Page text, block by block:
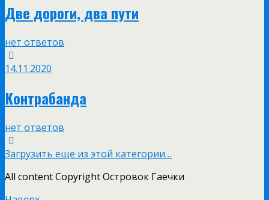
Две дороги, два пути
нет ответов
14.11.2020
Контрабанда
нет ответов
Загрузить еще из этой категории…
All content Copyright Островок Гаечки